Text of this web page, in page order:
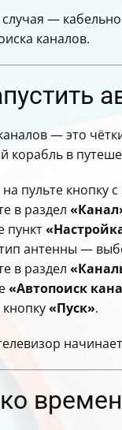
—
каналов.
— это
корабль в
пульте кнопку
в раздел
пункт
антенны —
в раздел
«Автопоиск
«Пуск».